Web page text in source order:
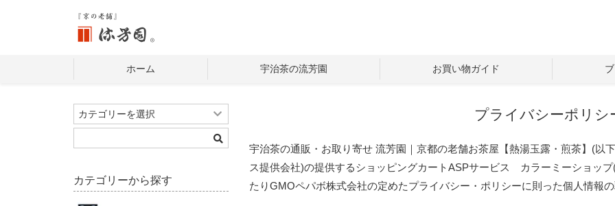
ホーム 宇治茶の流芳園 お買い物ガイド
プライバシーポリシ
宇治茶の通販・お取り寄せ 流芳園｜京都の老舗お茶屋【熱湯玉露・煎茶】(以下
ス提供会社)の提供するショッピングカートASPサービス
カラーミーショップ
たりGMOペパボ株式会社の定めたプライバシー・ポリシーに則った個人情報
カテゴリーから探す